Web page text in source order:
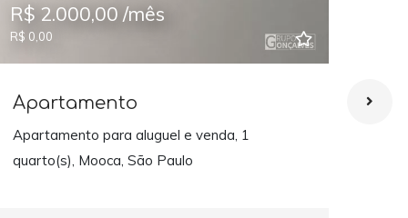
R$ 2.000,00 /mês
R$ 0,00
Apartamento
Apartamento para aluguel e venda, 1
quarto(s), Mooca, São Paulo